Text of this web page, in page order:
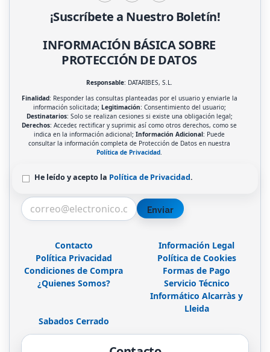
¡Suscríbete a Nuestro Boletín!
INFORMACIÓN BÁSICA SOBRE
PROTECCIÓN DE DATOS
Responsable: DATARIBES, S.L.
Finalidad: Responder las consultas planteadas por el usuario y enviarle la
información solicitada; Legitimación: Consentimiento del usuario;
Destinatarios: Solo se realizan cesiones si existe una obligación legal;
Derechos: Acceder, rectificar y suprimir, así como otros derechos, como se
indica en la información adicional;Información Adicional: Puede
consultar la información completa de Protección de Datos en nuestra
Política de Privacidad
He leído y acepto la Política de Privacidad.
Enviar
Contacto
Información Legal
Política Privacidad
Política de Cookies
Condiciones de Compra
Formas de Pago
¿Quienes Somos?
Servicio Técnico
Informático Alcarràs y
Lleida
Sabados Cerrado